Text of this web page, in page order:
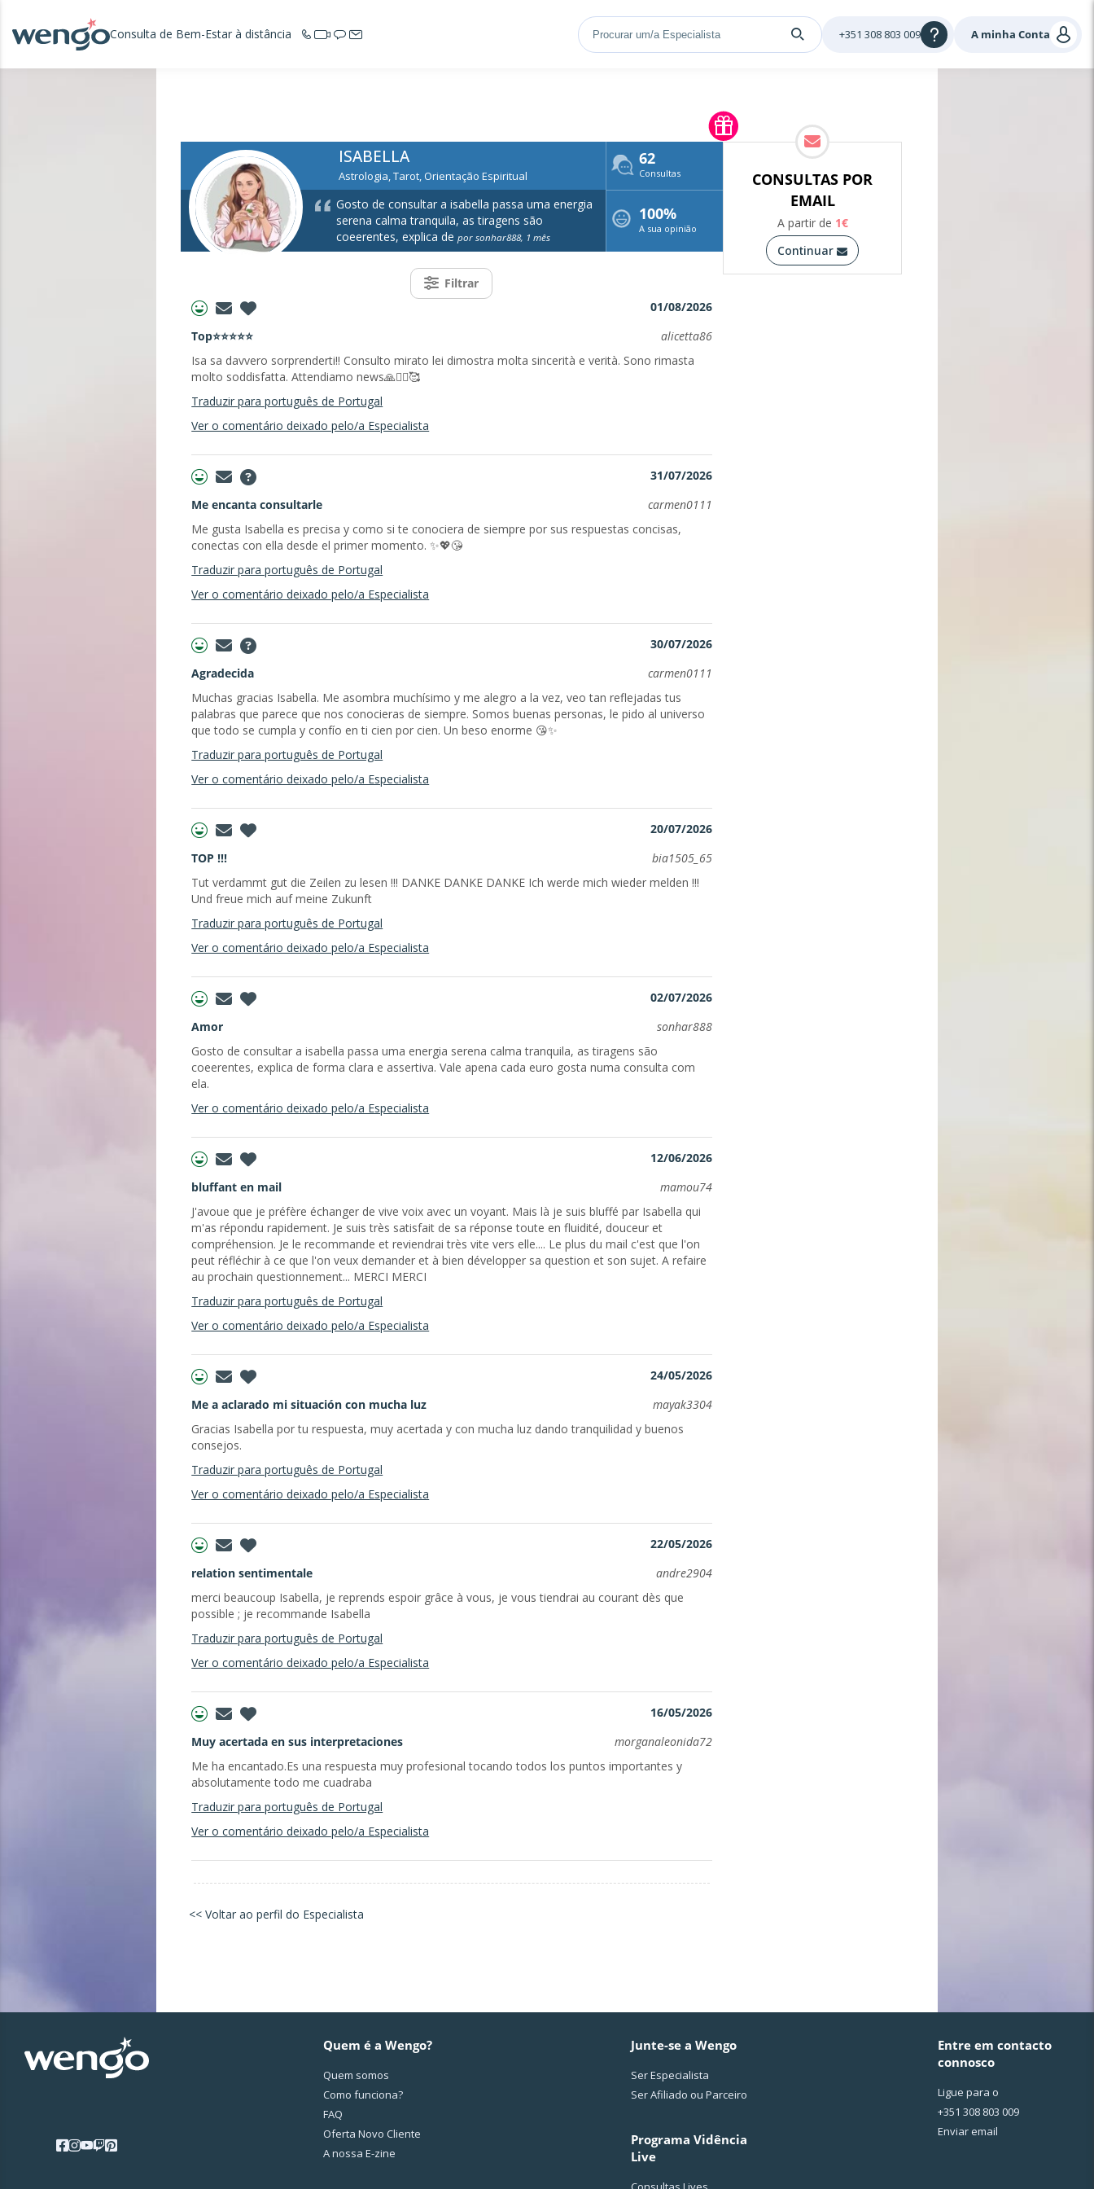
Consulta de Bem-Estar à distância A minha Conta
+351 308 803 009
ISABELLA
Astrologia, Tarot, Orientação Espiritual
62
Consultas
Gosto de consultar a isabella passa uma energia
serena calma tranquila, as tiragens são
coeerentes, explica de por sonhar888, 1 mês
100%
A sua opinião
Filtrar
01/08/2026
Top⭐⭐⭐⭐⭐
alicetta86
Isa sa davvero sorprenderti!! Consulto mirato lei dimostra molta sincerità e verità. Sono rimasta
molto soddisfatta. Attendiamo news🙏🧘‍♀️🥰
Traduzir para português de Portugal
Ver o comentário deixado pelo/a Especialista
31/07/2026
Me encanta consultarle
carmen0111
Me gusta Isabella es precisa y como si te conociera de siempre por sus respuestas concisas,
conectas con ella desde el primer momento. ✨💖😘
Traduzir para português de Portugal
Ver o comentário deixado pelo/a Especialista
30/07/2026
Agradecida
carmen0111
Muchas gracias Isabella. Me asombra muchísimo y me alegro a la vez, veo tan reflejadas tus
palabras que parece que nos conocieras de siempre. Somos buenas personas, le pido al universo
que todo se cumpla y confío en ti cien por cien. Un beso enorme 😘✨
Traduzir para português de Portugal
Ver o comentário deixado pelo/a Especialista
20/07/2026
TOP !!!
bia1505_65
Tut verdammt gut die Zeilen zu lesen !!! DANKE DANKE DANKE Ich werde mich wieder melden !!!
Und freue mich auf meine Zukunft
Traduzir para português de Portugal
Ver o comentário deixado pelo/a Especialista
02/07/2026
Amor
sonhar888
Gosto de consultar a isabella passa uma energia serena calma tranquila, as tiragens são
coeerentes, explica de forma clara e assertiva. Vale apena cada euro gosta numa consulta com
ela.
Ver o comentário deixado pelo/a Especialista
12/06/2026
bluffant en mail
mamou74
J'avoue que je préfère échanger de vive voix avec un voyant. Mais là je suis bluffé par Isabella qui
m'as répondu rapidement. Je suis très satisfait de sa réponse toute en fluidité, douceur et
compréhension. Je le recommande et reviendrai très vite vers elle.... Le plus du mail c'est que l'on
peut réfléchir à ce que l'on veux demander et à bien développer sa question et son sujet. A refaire
au prochain questionnement... MERCI MERCI
Traduzir para português de Portugal
Ver o comentário deixado pelo/a Especialista
24/05/2026
Me a aclarado mi situación con mucha luz
mayak3304
Gracias Isabella por tu respuesta, muy acertada y con mucha luz dando tranquilidad y buenos
consejos.
Traduzir para português de Portugal
Ver o comentário deixado pelo/a Especialista
22/05/2026
relation sentimentale
andre2904
merci beaucoup Isabella, je reprends espoir grâce à vous, je vous tiendrai au courant dès que
possible ; je recommande Isabella
Traduzir para português de Portugal
Ver o comentário deixado pelo/a Especialista
16/05/2026
Muy acertada en sus interpretaciones
morganaleonida72
Me ha encantado.Es una respuesta muy profesional tocando todos los puntos importantes y
absolutamente todo me cuadraba
Traduzir para português de Portugal
Ver o comentário deixado pelo/a Especialista
<< Voltar ao perfil do Especialista
CONSULTAS POR
EMAIL
A partir de 1€
Continuar
Quem é a Wengo?
Quem somos
Como funciona?
FAQ
Oferta Novo Cliente
A nossa E-zine
Junte-se a Wengo
Ser Especialista
Ser Afiliado ou Parceiro
Programa Vidência
Live
Entre em contacto
connosco
Ligue para o
+351 308 803 009
Enviar email